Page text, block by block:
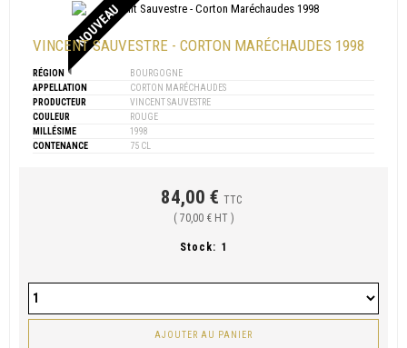
NOUVEAU
VINCENT SAUVESTRE - CORTON MARÉCHAUDES 1998
RÉGION
BOURGOGNE
APPELLATION
CORTON MARÉCHAUDES
PRODUCTEUR
VINCENT SAUVESTRE
COULEUR
ROUGE
MILLÉSIME
1998
CONTENANCE
75 CL
84,00 € TTC
( 70,00 € HT )
Stock: 1
AJOUTER AU PANIER